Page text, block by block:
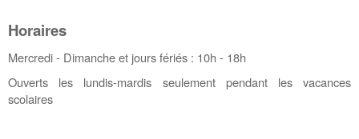
Horaires
Mercredi - Dimanche et jours fériés : 10h - 18h
Ouverts les lundis-mardis seulement pendant les vacances
scolaires